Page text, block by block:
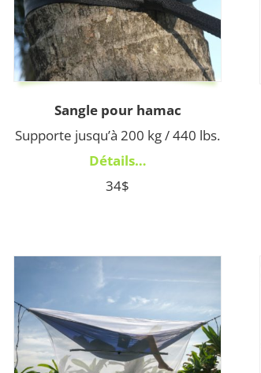
Sangle pour hamac
Supporte jusqu’à 200 kg / 440 lbs.
Détails…
34$